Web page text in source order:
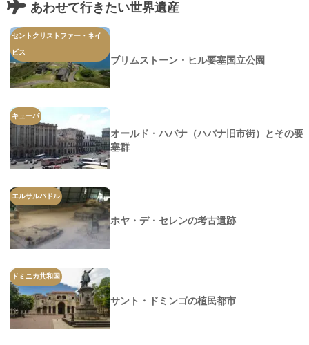
あわせて行きたい世界遺産
セントクリストファー・ネイ
ビス
ブリムストーン・ヒル要塞国立公園
キューバ
オールド・ハバナ（ハバナ旧市街）とその要
塞群
エルサルバドル
ホヤ・デ・セレンの考古遺跡
ドミニカ共和国
サント・ドミンゴの植民都市